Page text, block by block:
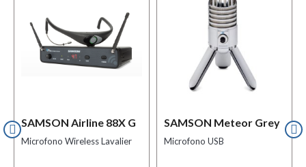
SAMSON Airline 88X G
Microfono Wireless Lavalier
SAMSON Meteor Grey
Microfono USB